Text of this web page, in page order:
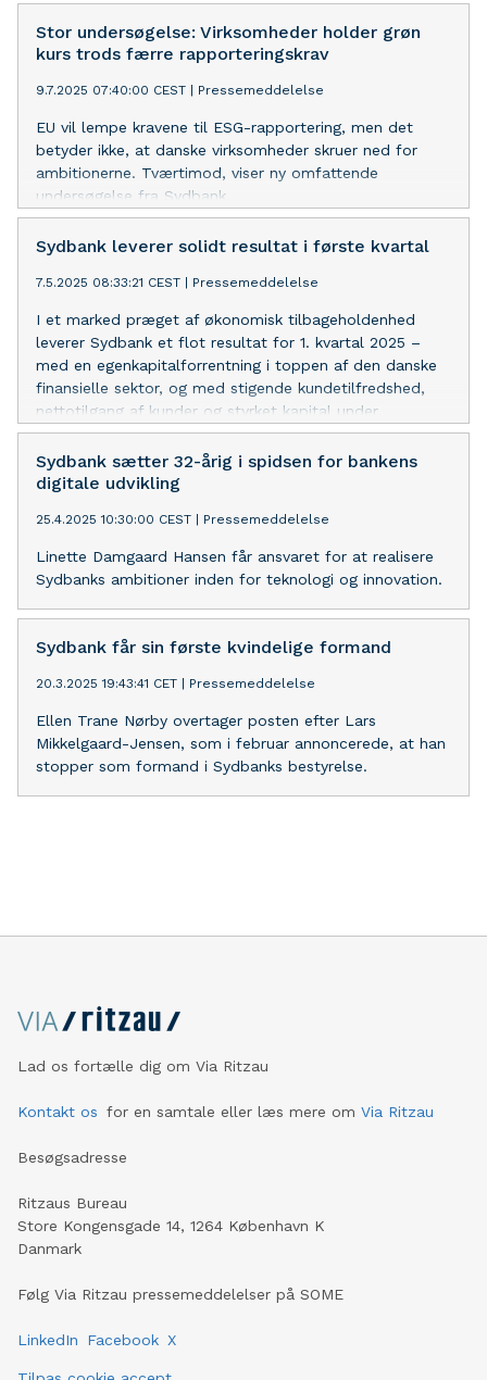
Stor undersøgelse: Virksomheder holder grøn
kurs trods færre rapporteringskrav
9.7.2025 07:40:00 CEST Pressemeddelelse
EU vil lempe kravene til ESG-rapportering, men det
betyder ikke, at danske virksomheder skruer ned for
ambitionerne. Tværtimod, viser ny omfattende
undersøgelse fra Sydbank.
Sydbank leverer solidt resultat i første kvartal
7.5.2025 08:33:21 CEST Pressemeddelelse
I et marked præget af økonomisk tilbageholdenhed
leverer Sydbank et flot resultat for 1. kvartal 2025 –
med en egenkapitalforrentning i toppen af den danske
finansielle sektor, og med stigende kundetilfredshed,
nettotilgang af kunder og styrket kapital under
forvaltning.
Sydbank sætter 32-årig i spidsen for bankens
digitale udvikling
25.4.2025 10:30:00 CEST Pressemeddelelse
Linette Damgaard Hansen får ansvaret for at realisere
Sydbanks ambitioner inden for teknologi og innovation.
Sydbank får sin første kvindelige formand
20.3.2025 19:43:41 CET Pressemeddelelse
Ellen Trane Nørby overtager posten efter Lars
Mikkelgaard-Jensen, som i februar annoncerede, at han
stopper som formand i Sydbanks bestyrelse.
Lad os fortælle dig om Via Ritzau
Kontakt os for en samtale eller læs mere om Via Ritzau
Besøgsadresse
Ritzaus Bureau
Store Kongensgade 14, 1264 København K
Danmark
Følg Via Ritzau pressemeddelelser på SOME
LinkedIn Facebook X